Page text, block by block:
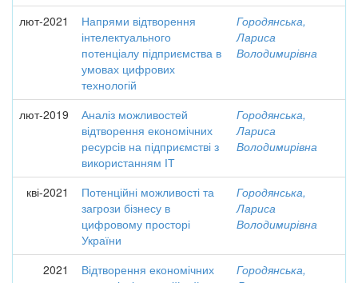
лют-2021
Напрями відтворення
інтелектуального
потенціалу підприємства в
умовах цифрових
технологій
Городянська,
Лариса
Володимирівна
лют-2019
Аналіз можливостей
відтворення економічних
ресурсів на підприємстві з
використанням ІТ
Городянська,
Лариса
Володимирівна
кві-2021
Потенційні можливості та
загрози бізнесу в
цифровому просторі
України
Городянська,
Лариса
Володимирівна
2021
Відтворення економічних
Городянська,